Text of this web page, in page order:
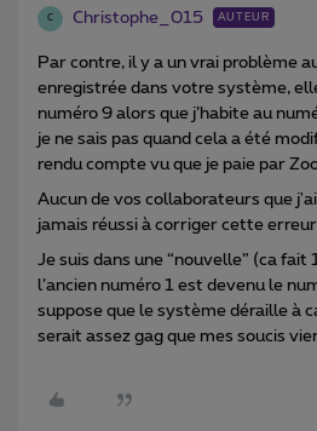
C Christophe_015 AUTEUR
Par contre, il y a un vrai problème
enregistrée dans votre système,
numéro 9 alors que j’habite au
je ne sais pas quand cela a été
rendu compte vu que je paie par
Aucun de vos collaborateurs que
jamais réussi à corriger cette erreur.
Je suis dans une “nouvelle” (ca
l’ancien numéro 1 est devenu le
suppose que le système déraille à
serait assez gag que mes soucis